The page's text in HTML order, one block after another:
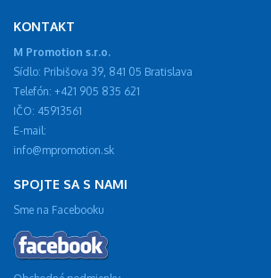
KONTAKT
M Promotion s.r.o.
Sídlo: Pribišova 39, 841 05 Bratislava
Telefón: +421 905 835 621
IČO: 45913561
E-mail:
info@mpromotion.sk
SPOJTE SA S NAMI
Sme na Facebooku